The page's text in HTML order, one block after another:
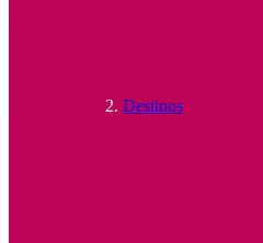
Destinos